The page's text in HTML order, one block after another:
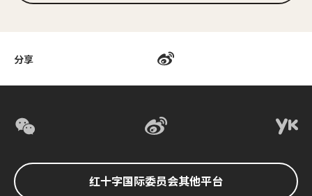
分享
红十字国际委员会其他平台